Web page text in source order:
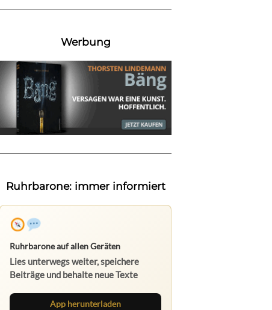
Werbung
Ruhrbarone: immer informiert
Ruhrbarone auf allen Geräten
Lies unterwegs weiter, speichere
Beiträge und behalte neue Texte
App herunterladen